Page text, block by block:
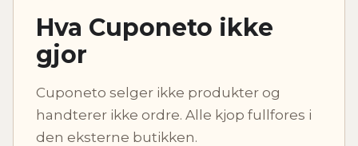
Hva Cuponeto ikke
gjor
Cuponeto selger ikke produkter og
handterer ikke ordre. Alle kjop fullfores i
den eksterne butikken.